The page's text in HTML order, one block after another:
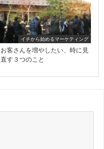
イチから始めるマーケティング
お客さんを増やしたい、時に見
直す３つのこと